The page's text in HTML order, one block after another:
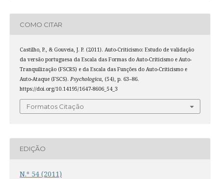
COMO CITAR
Castilho, P., & Gouveia, J. P. (2011). Auto-Criticismo: Estudo de validação
da versão portuguesa da Escala das Formas do Auto-Criticismo e Auto-
Tranquilização (FSCRS) e da Escala das Funções do Auto-Criticismo e
Auto-Ataque (FSCS). Psychologica, (54), p. 63–86.
https://doi.org/10.14195/1647-8606_54_3
Formatos Citação
EDIÇÃO
N.º 54 (2011)